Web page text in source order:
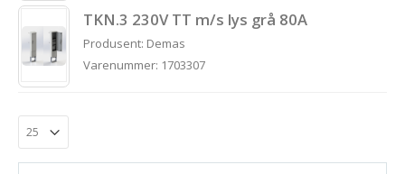
TKN.3 230V TT m/s lys grå 80A
Produsent: Demas
Varenummer: 1703307